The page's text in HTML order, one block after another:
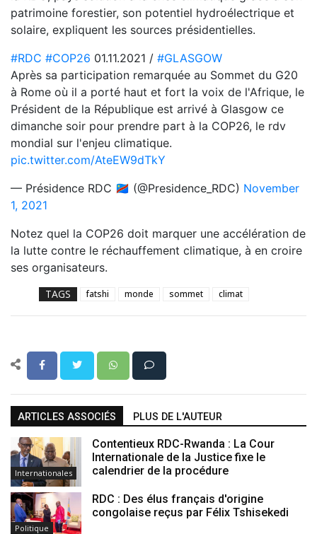
patrimoine forestier, son potentiel hydroélectrique et
solaire, expliquent les sources présidentielles.
#RDC #COP26 01.11.2021 / #GLASGOW
Après sa participation remarquée au Sommet du G20
à Rome où il a porté haut et fort la voix de l'Afrique, le
Président de la République est arrivé à Glasgow ce
dimanche soir pour prendre part à la COP26, le rdv
mondial sur l'enjeu climatique.
pic.twitter.com/AteEW9dTkY
— Présidence RDC 🇨🇩 (@Presidence_RDC) November
1, 2021
Notez quel la COP26 doit marquer une accélération de
la lutte contre le réchauffement climatique, à en croire
ses organisateurs.
TAGS fatshi monde sommet climat
ARTICLES ASSOCIÉS PLUS DE L'AUTEUR
Internationales
Contentieux RDC-Rwanda : La Cour
Internationale de la Justice fixe le
calendrier de la procédure
Politique
RDC : Des élus français d'origine
congolaise reçus par Félix Tshisekedi